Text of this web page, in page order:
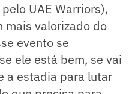
UAE Warriors),
mais valorizado do
evento se
ele está bem, se vai
a estadia para lutar